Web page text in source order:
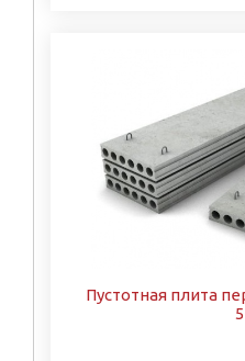
Пустотная плита